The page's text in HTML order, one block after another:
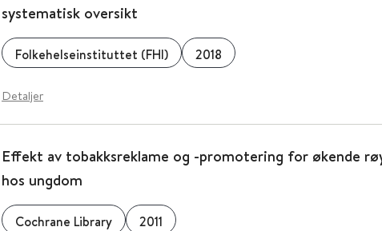
systematisk oversikt
Folkehelseinstituttet (FHI) 2018
Detaljer
Effekt av tobakksreklame og -promotering for økende
hos ungdom
Cochrane Library 2011